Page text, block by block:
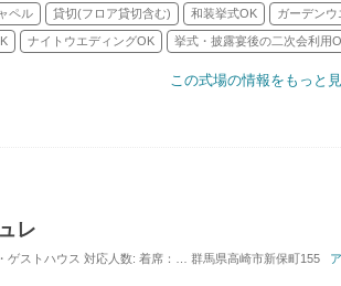
ペル 貸切(フロア貸切含む) 和装挙式OK ガーデン
ナイトウエディングOK 挙式・披露宴後の二次会利用
この式場の情報をもっと
レ
ゲストハウス 対応人数: 着席：10名 ～ 100名 挙式スタイル:
群馬県高崎市新保町155